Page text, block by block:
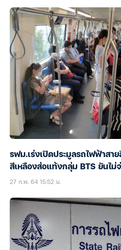
รฟม.เร่งเปิดประมูลรถไฟฟ้าสา
สีเหลืองส่อแท้งกลุ่ม BTS ยันไม่
27 ก.พ. 64 15:52 น.